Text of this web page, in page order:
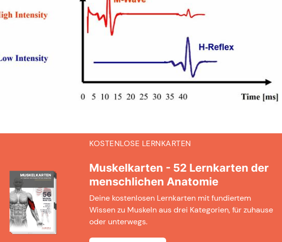
KOSTENLOSE LERNKARTEN
Muskelkarten - 52 Lernkarten der
menschlichen Anatomie
Deine kostenlosen Lernkarten mit fundiertem
Wissen zu Muskeln aus drei Kategorien, für zuhause
oder unterwegs.